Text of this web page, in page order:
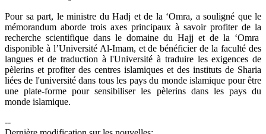
Pour sa part, le ministre du Hadj et de la ‘Omra, a souligné que le
mémorandum aborde trois axes principaux à savoir profiter de la
recherche scientifique dans le domaine du Hajj et de la ‘Omra
disponible à l’Université Al-Imam, et de bénéficier de la faculté des
langues et de traduction à l'Université à traduire les exigences de
pèlerins et profiter des centres islamiques et des instituts de Sharia
liées de l'université dans tous les pays du monde islamique pour être
une plate-forme pour sensibiliser les pèlerins dans les pays du
monde islamique.
--